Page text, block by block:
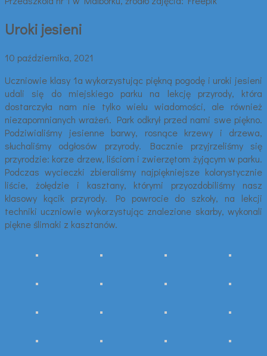
Uroki jesieni
10 października, 2021
Uczniowie klasy 1a wykorzystując piękną pogodę i uroki jesieni
udali się do miejskiego parku na lekcję przyrody, która
dostarczyła nam nie tylko wielu wiadomości, ale również
niezapomnianych wrażeń. Park odkrył przed nami swe piękno.
Podziwialiśmy jesienne barwy, rosnące krzewy i drzewa,
słuchaliśmy odgłosów przyrody. Bacznie przyjrzeliśmy się
przyrodzie: korze drzew, liściom i zwierzętom żyjącym w parku.
Podczas wycieczki zbieraliśmy najpiękniejsze kolorystycznie
liście, żołędzie i kasztany, którymi przyozdobiliśmy nasz
klasowy kącik przyrody. Po powrocie do szkoły, na lekcji
techniki uczniowie wykorzystując znalezione skarby, wykonali
piękne ślimaki z kasztanów.